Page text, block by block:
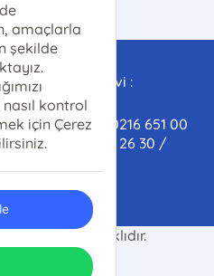
Yayınevi :
(Toptan) : 0216 651 00
: 0 553 804 26 30 /
Her hakkı saklıdır.
amaçlarla
şekilde
kontrol
için Çerez